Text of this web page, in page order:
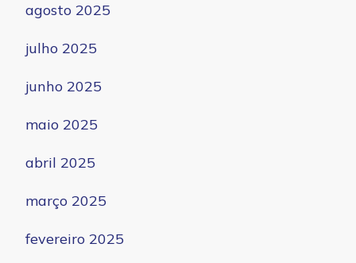
agosto 2025
julho 2025
junho 2025
maio 2025
abril 2025
março 2025
fevereiro 2025